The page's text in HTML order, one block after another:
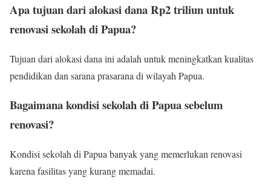
Apa tujuan dari alokasi dana Rp2 triliun untuk
renovasi sekolah di Papua?
Tujuan dari alokasi dana ini adalah untuk meningkatkan kualitas
pendidikan dan sarana prasarana di wilayah Papua.
Bagaimana kondisi sekolah di Papua sebelum
renovasi?
Kondisi sekolah di Papua banyak yang memerlukan renovasi
karena fasilitas yang kurang memadai.